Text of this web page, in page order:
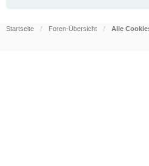
Startseite Foren-Übersicht Alle